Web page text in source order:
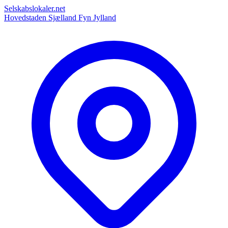
Selskabslokaler.net
Hovedstaden Sjælland Fyn Jylland